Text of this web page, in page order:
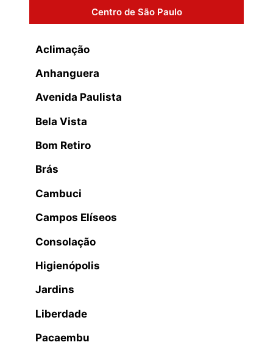
Centro de São Paulo
Aclimação
Anhanguera
Avenida Paulista
Bela Vista
Bom Retiro
Brás
Cambuci
Campos Elíseos
Consolação
Higienópolis
Jardins
Liberdade
Pacaembu